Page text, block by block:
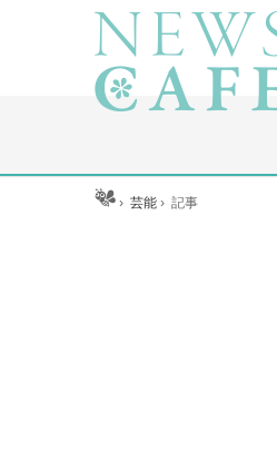
ホーム ›芸能 ›記事